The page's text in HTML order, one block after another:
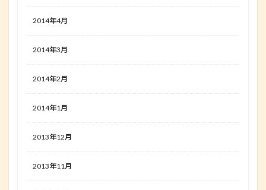
2014年4月
2014年3月
2014年2月
2014年1月
2013年12月
2013年11月